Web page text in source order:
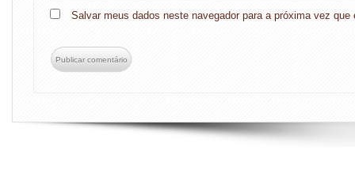
Salvar meus dados neste navegador para a próxima vez que